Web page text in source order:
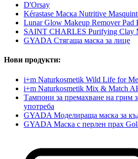
D'Orsay
Kérastase Маска Nutritive
Lunar Glow Makeup Remover Pad
SAINT CHARLES Purifying Clay
GYADA Стягаща маска за лице
Нови продукти:
i+m Naturkosmetik Wild Life for
i+m Naturkosmetik Mix & Match
Тампони за премахване на грим
употреба
GYADA Моделираща маска за
GYADA Маска с перлен прах